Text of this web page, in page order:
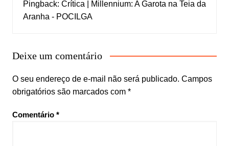
Pingback: Crítica | Millennium: A Garota na Teia da
Aranha - POCILGA
Deixe um comentário
O seu endereço de e-mail não será publicado. Campos
obrigatórios são marcados com *
Comentário *